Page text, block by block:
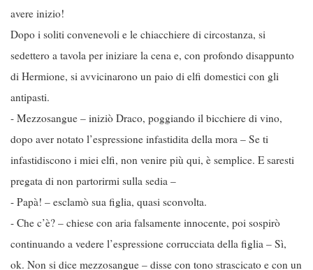
avere inizio!
Dopo i soliti convenevoli e le chiacchiere di circostanza, si
sedettero a tavola per iniziare la cena e, con profondo disappunto
di Hermione, si avvicinarono un paio di elfi domestici con gli
antipasti.
- Mezzosangue – iniziò Draco, poggiando il bicchiere di vino,
dopo aver notato l’espressione infastidita della mora – Se ti
infastidiscono i miei elfi, non venire più qui, è semplice. E saresti
pregata di non partorirmi sulla sedia –
- Papà! – esclamò sua figlia, quasi sconvolta.
- Che c’è? – chiese con aria falsamente innocente, poi sospirò
continuando a vedere l’espressione corrucciata della figlia – Sì,
ok. Non si dice mezzosangue – disse con tono strascicato e con un